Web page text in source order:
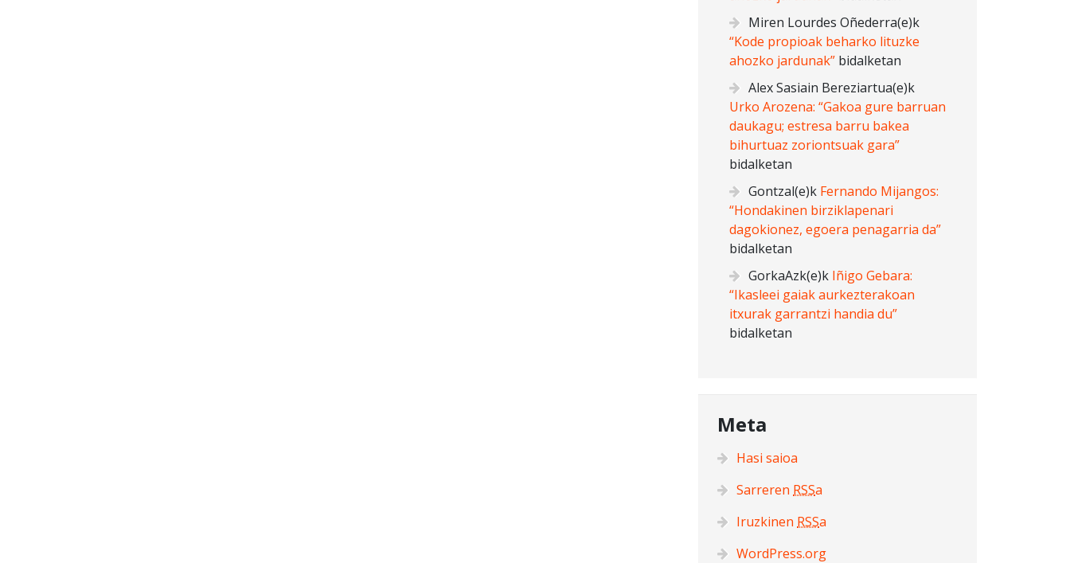
Miren Lourdes Oñederra(e)k
“Kode propioak beharko lituzke
ahozko jardunak” bidalketan
Alex Sasiain Bereziartua(e)k
Urko Arozena: “Gakoa gure barruan
daukagu; estresa barru bakea
bihurtuaz zoriontsuak gara”
bidalketan
Gontzal(e)k Fernando Mijangos:
“Hondakinen birziklapenari
dagokionez, egoera penagarria da”
bidalketan
GorkaAzk(e)k Iñigo Gebara:
“Ikasleei gaiak aurkezterakoan
itxurak garrantzi handia du”
bidalketan
Meta
Hasi saioa
Sarreren RSSa
Iruzkinen RSSa
WordPress.org